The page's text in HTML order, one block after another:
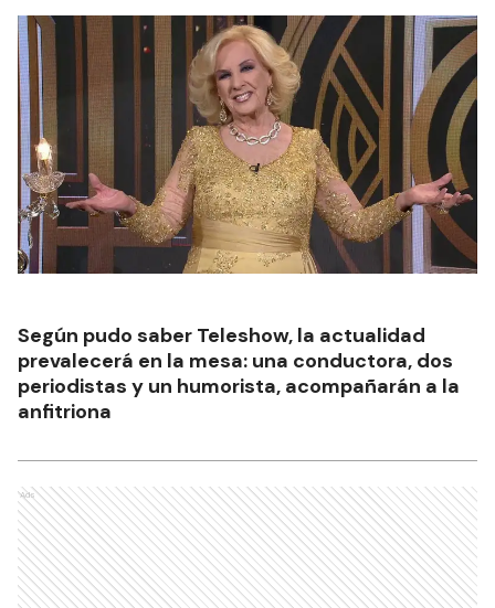
Según pudo saber Teleshow, la actualidad
prevalecerá en la mesa: una conductora, dos
periodistas y un humorista, acompañarán a la
anfitriona
Ads